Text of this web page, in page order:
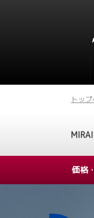
トッ
MIRAI
価格